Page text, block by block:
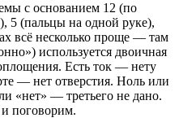
с основанием 12 (по
5 (пальцы на одной руке),
всё несколько проще — там
используется двоичная
Есть ток — нету
— нет отверстия. Ноль или
«нет» — третьего не дано.
и поговорим.